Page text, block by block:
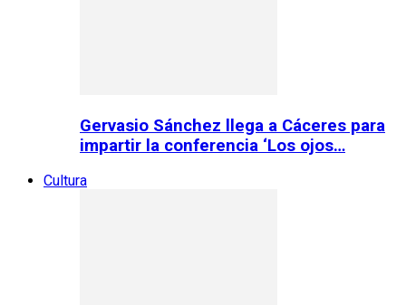
Gervasio Sánchez llega a Cáceres para
impartir la conferencia ‘Los ojos…
Cultura